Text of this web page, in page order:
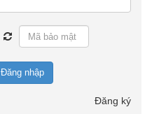
Đăng nhập
Đăng ký